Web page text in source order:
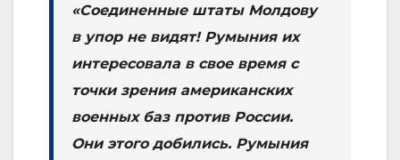
«Соединенные штаты Молдову
в упор не видят! Румыния их
интересовала в свое время с
точки зрения американских
военных баз против России.
Они этого добились. Румыния